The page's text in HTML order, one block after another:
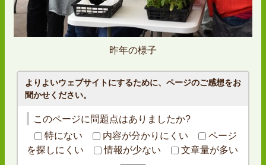
昨年の様子
よりよいウェブサイトにするために、ページのご感想をお
聞かせください。
このページに問題点はありましたか?
特にない
内容が分かりにくい
ページ
を探しにくい
情報が少ない 文章量が多い